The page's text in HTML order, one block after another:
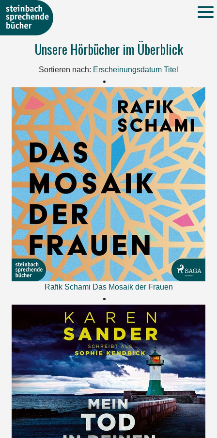
Unsere Hörbücher im Überblick
Sortieren nach: Erscheinungsdatum Titel
Rafik Schami Das Mosaik der Frauen